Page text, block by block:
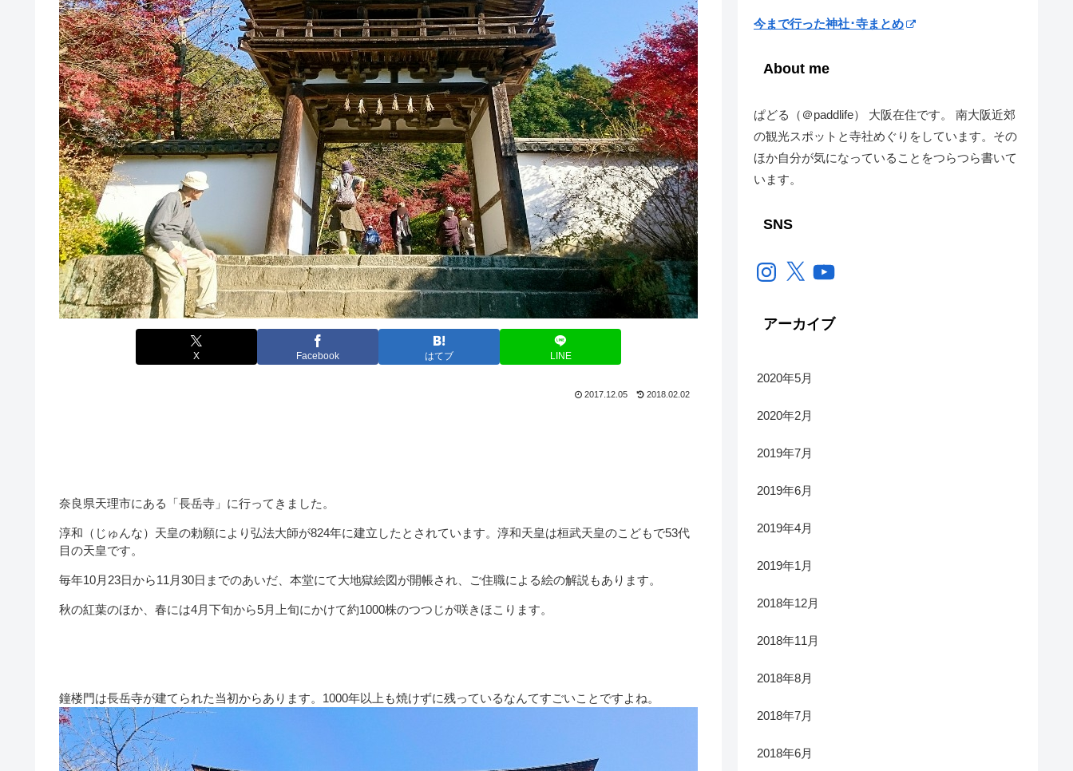
X Facebook はてブ LINE
2017.12.05 2018.02.02
奈良県天理市にある「長岳寺」に行ってきました。
淳和（じゅんな）天皇の勅願により弘法大師が824年に建立したとされています。淳和天皇は桓武天皇のこどもで53代
目の天皇です。
毎年10月23日から11月30日までのあいだ、本堂にて大地獄絵図が開帳され、ご住職による絵の解説もあります。
秋の紅葉のほか、春には4月下旬から5月上旬にかけて約1000株のつつじが咲きほこります。
鐘楼門は長岳寺が建てられた当初からあります。1000年以上も焼けずに残っているなんてすごいことですよね。
今まで行った神社･寺まとめ
About me
ぱどる（＠paddlife） 大阪在住です。 南大阪近郊
の観光スポットと寺社めぐりをしています。その
ほか自分が気になっていることをつらつら書いて
います。
SNS
Instagram
X YouTube
アーカイブ
2020年5月
2020年2月
2019年7月
2019年6月
2019年4月
2019年1月
2018年12月
2018年11月
2018年8月
2018年7月
2018年6月